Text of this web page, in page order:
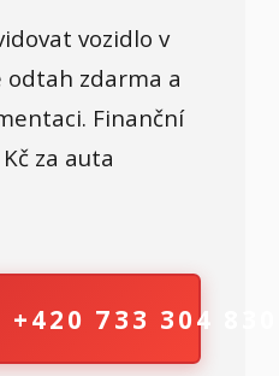
vozidlo v
odtah zdarma a
Finanční
za auta
+420 733 304 830